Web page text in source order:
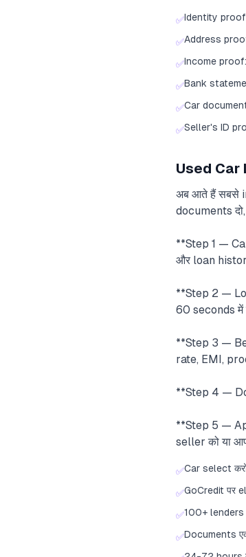
✅Identity
✅Address
✅Income
✅Bank
✅Car
✅Seller's ID
Used Car
अब आते हैं सबसे
documents
**Step 1 —
और loan
**Step 2 —
60 seconds में
**Step 3 —
rate, EMI,
**Step 4 —
**Step 5 —
seller को या
✅Car select
✅GoCredit पर
✅100+
✅Documents